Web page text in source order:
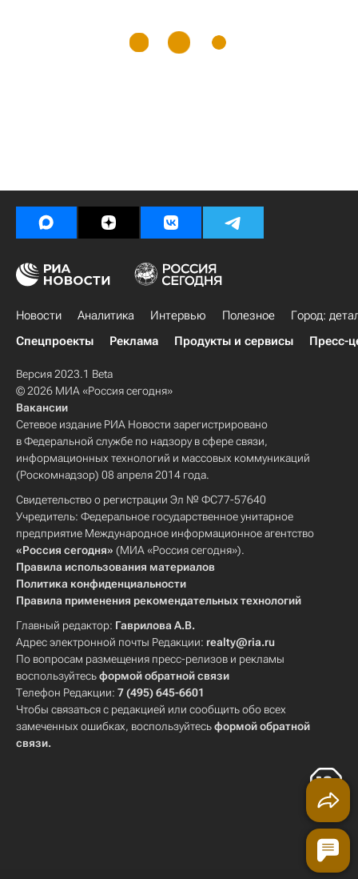
Новости Аналитика Интервью Полезное
Город:
Спецпроекты
Реклама Продукты и сервисы Пресс-
Версия 2023.1 Beta
© 2026 МИА «Россия сегодня»
Вакансии
Сетевое издание РИА Новости зарегистрировано
в Федеральной службе по надзору в сфере связи,
информационных технологий и массовых коммуникаций
(Роскомнадзор) 08 апреля 2014 года.
Свидетельство о регистрации Эл № ФС77-57640
Учредитель: Федеральное государственное унитарное
предприятие Международное информационное агентство
«Россия сегодня» (МИА «Россия сегодня»).
Правила использования материалов
Политика конфиденциальности
Правила применения рекомендательных технологий
Главный редактор: Гаврилова А.В.
Адрес электронной почты Редакции: realty@ria.ru
По вопросам размещения пресс-релизов и рекламы
воспользуйтесьформой обратной связи
Телефон Редакции: 7 (495) 645-6601
Чтобы связаться с редакцией или сообщить обо всех
замеченных ошибках, воспользуйтесьформой обратной
связи.